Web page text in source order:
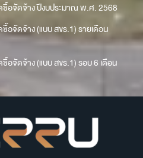
ซื้อจัดจ้าง ปีงบประมาณ พ.ศ. 2568
อจัดจ้าง (แบบ สขร.1) รายเดือน
อจัดจ้าง (แบบ สขร.1) รอบ 6 เดือน